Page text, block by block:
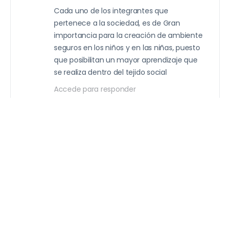
Cada uno de los integrantes que
pertenece a la sociedad, es de Gran
importancia para la creación de ambiente
seguros en los niños y en las niñas, puesto
que posibilitan un mayor aprendizaje que
se realiza dentro del tejido social
Accede para responder